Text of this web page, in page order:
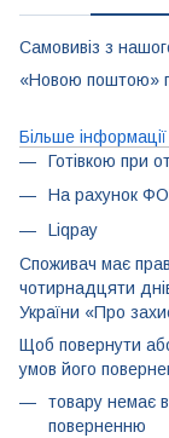
Самовивіз з
«Новою поштою»
Більше
Готівкою при
На рахунок
Liqpay
Споживач має
чотирнадцяти
України «Про
Щоб повернути
умов його
товару немає в
поверненню